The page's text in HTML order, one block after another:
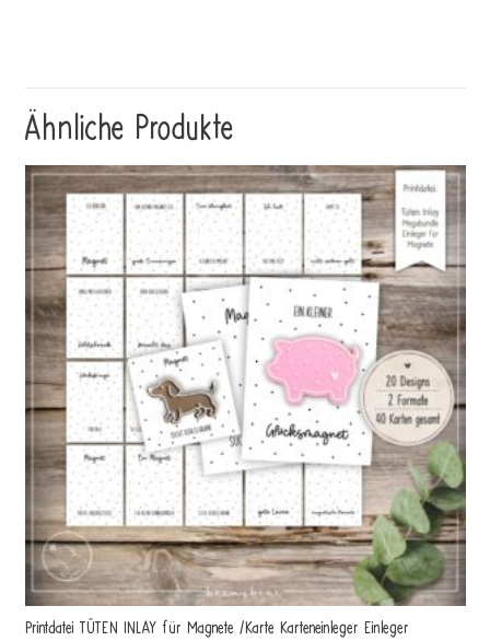
Ähnliche Produkte
Printdatei TÜTEN INLAY für Magnete /Karte Karteneinleger Einleger